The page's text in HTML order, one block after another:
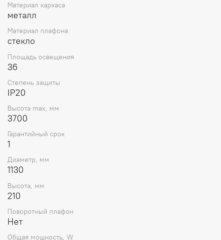
Материал каркаса
металл
Материал плафона
стекло
Площадь освещения
36
Степень защиты
IP20
Высота max, мм
3700
Гарантийный срок
1
Диаметр, мм
1130
Высота, мм
210
Поворотный плафон
Нет
Общая мощность, W